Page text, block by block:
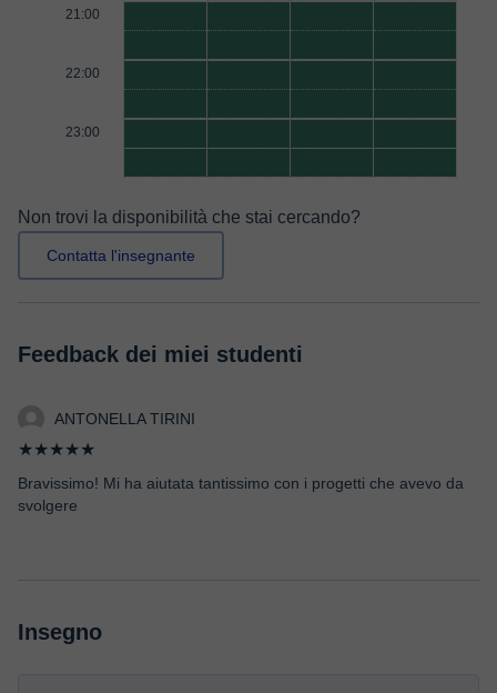
21:00
22:00
23:00
Non trovi la disponibilità che stai cercando?
Contatta l'insegnante
Feedback dei miei studenti
ANTONELLA TIRINI
★★★★★
Bravissimo! Mi ha aiutata tantissimo con i progetti che avevo da
svolgere
Insegno